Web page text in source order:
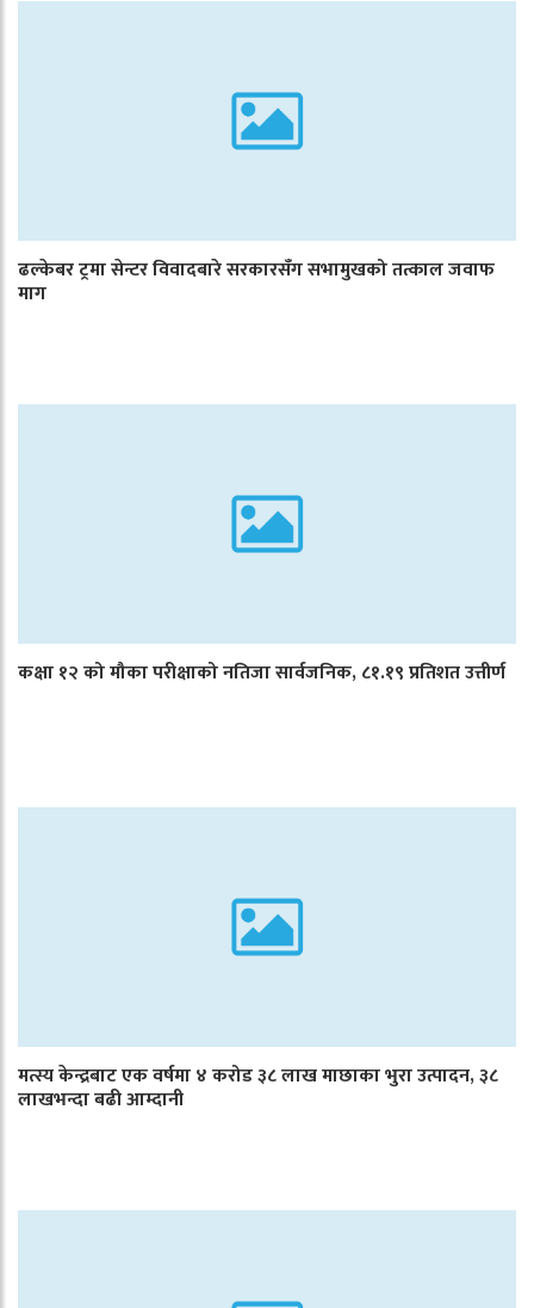
ढल्केबर ट्रमा सेन्टर विवादबारे सरकारसँग सभामुखको तत्काल जवाफ
माग
कक्षा १२ को मौका परीक्षाको नतिजा सार्वजनिक, ८१.१९ प्रतिशत उत्तीर्ण
मत्स्य केन्द्रबाट एक वर्षमा ४ करोड ३८ लाख माछाका भुरा उत्पादन, ३८
लाखभन्दा बढी आम्दानी